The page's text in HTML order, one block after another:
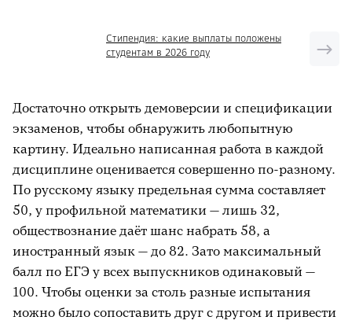
Примеры перевода баллов по предметам
Баллы ЕГЭ: базовый минимум
Важные даты ЕГЭ 2026
Ответы на частые вопросы: главное
Что ещё почитать на тему
Стипендия: какие выплаты положены
студентам в 2026 году
Достаточно открыть демоверсии и спецификации
экзаменов, чтобы обнаружить любопытную
картину. Идеально написанная работа в каждой
дисциплине оценивается совершенно по-разному.
По русскому языку предельная сумма составляет
50, у профильной математики — лишь 32,
обществознание даёт шанс набрать 58, а
иностранный язык — до 82. Зато максимальный
балл по ЕГЭ у всех выпускников одинаковый —
100. Чтобы оценки за столь разные испытания
можно было сопоставить друг с другом и привести